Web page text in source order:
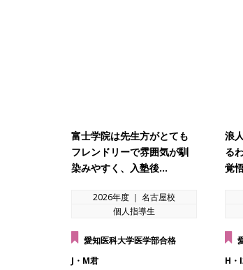
富士学院は先生方がとても
フレンドリーで雰囲気が馴
染みやすく、入塾後…
2026年度 ｜ 名古屋校
個人指導生
愛知医科大学医学部合格
J・M君
浪
る
覚
H・